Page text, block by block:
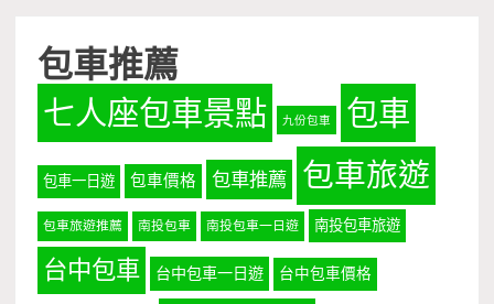
包車推薦
七人座包車景點 九份包車 包車
包車一日遊 包車價格 包車推薦 包車旅遊
包車旅遊推薦 南投包車 南投包車一日遊 南投包車旅遊
台中包車 台中包車一日遊 台中包車價格